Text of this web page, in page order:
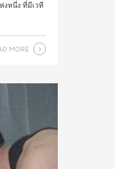
งหนึ่ง ที่มีเวที
MORE